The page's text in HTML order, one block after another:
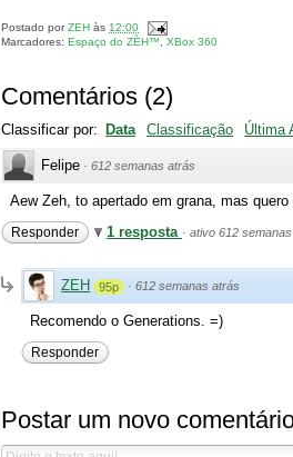
Postado porZEHàs12:00
Marcadores:Espaço do ZÈH™ ,XBox 360
Comentários (2)
Classificar por: Data Classificação Última
Felipe ·612 semanas atrás
Aew Zeh, to apertado em grana, mas
Responder 1 resposta ·ativo 612
ZEH 95p ·612 semanas atrás
Recomendo o Generations. =)
Responder
Postar um novo